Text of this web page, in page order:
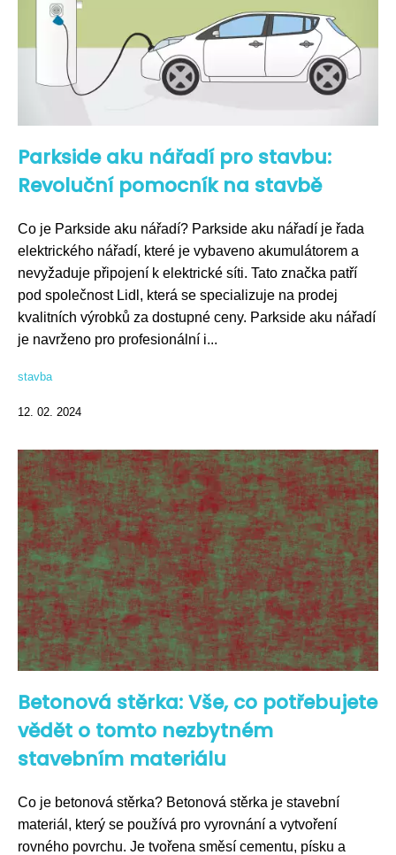
Parkside aku nářadí pro stavbu:
Revoluční pomocník na stavbě
Co je Parkside aku nářadí? Parkside aku nářadí je řada
elektrického nářadí, které je vybaveno akumulátorem a
nevyžaduje připojení k elektrické síti. Tato značka patří
pod společnost Lidl, která se specializuje na prodej
kvalitních výrobků za dostupné ceny. Parkside aku nářadí
je navrženo pro profesionální i...
stavba
12. 02. 2024
Betonová stěrka: Vše, co potřebujete
vědět o tomto nezbytném
stavebním materiálu
Co je betonová stěrka? Betonová stěrka je stavební
materiál, který se používá pro vyrovnání a vytvoření
rovného povrchu. Je tvořena směsí cementu, písku a